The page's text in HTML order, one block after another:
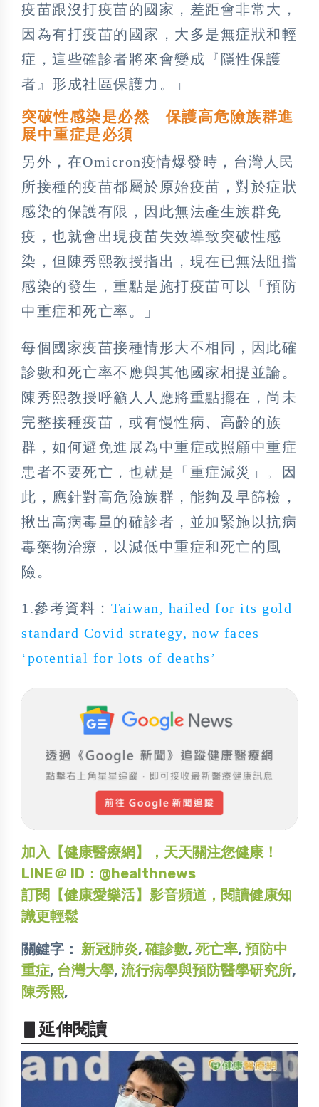
疫苗跟沒打疫苗的國家，差距會非常大，
因為有打疫苗的國家，大多是無症狀和輕
症，這些確診者將來會變成『隱性保護
者』形成社區保護力。」
突破性感染是必然 保護高危險族群進
展中重症是必須
另外，在Omicron疫情爆發時，台灣人民
所接種的疫苗都屬於原始疫苗，對於症狀
感染的保護有限，因此無法產生族群免
疫，也就會出現疫苗失效導致突破性感
染，但陳秀熙教授指出，現在已無法阻擋
感染的發生，重點是施打疫苗可以「預防
中重症和死亡率。」
每個國家疫苗接種情形大不相同，因此確
診數和死亡率不應與其他國家相提並論。
陳秀熙教授呼籲人人應將重點擺在，尚未
完整接種疫苗，或有慢性病、高齡的族
群，如何避免進展為中重症或照顧中重症
患者不要死亡，也就是「重症減災」。因
此，應針對高危險族群，能夠及早篩檢，
揪出高病毒量的確診者，並加緊施以抗病
毒藥物治療，以減低中重症和死亡的風
險。
1.參考資料： Taiwan, hailed for its gold
standard Covid strategy, now faces
‘potential for lots of deaths’
加入【健康醫療網】，天天關注您健康！
LINE＠ ID：@healthnews
訂閱【健康愛樂活】影音頻道，閱讀健康知
識更輕鬆
關鍵字： 新冠肺炎, 確診數, 死亡率, 預防中
重症, 台灣大學, 流行病學與預防醫學研究所,
陳秀熙,
▋延伸閱讀